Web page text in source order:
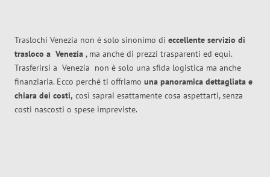
Traslochi Venezia non è solo sinonimo di eccellente servizio di
trasloco a Venezia , ma anche di prezzi trasparenti ed equi.
Trasferirsi a Venezia non è solo una sfida logistica ma anche
finanziaria. Ecco perché ti offriamo una panoramica dettagliata e
chiara dei costi, così saprai esattamente cosa aspettarti, senza
costi nascosti o spese impreviste.